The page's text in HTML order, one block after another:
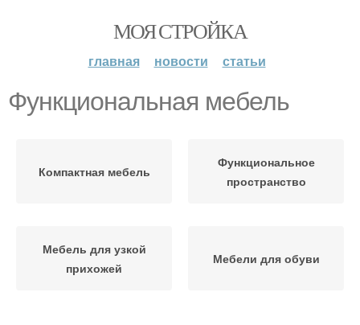
МОЯ СТРОЙКА
главная новости статьи
Функциональная мебель
Компактная мебель
Функциональное
пространство
Мебель для узкой
прихожей
Мебели для обуви